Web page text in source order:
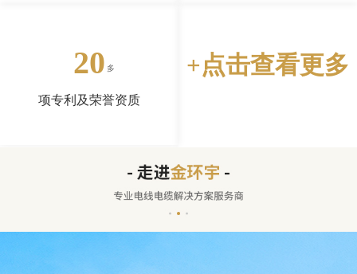
20
项专利及荣誉资质
+点击查看更多